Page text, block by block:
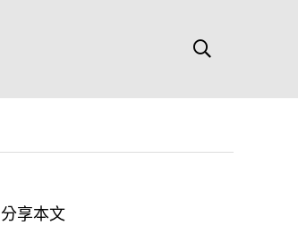
分享本文